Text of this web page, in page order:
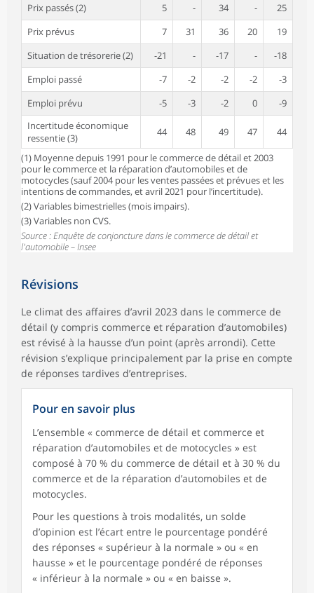
Prix passés (2)
5 - 34 -
25
Prix prévus
7 31 36 20
19
Situation de trésorerie (2)
-21 - -17 -
-18
Emploi passé
-7 -2 -2 -2
-3
Emploi prévu
-5 -3 -2 0
-9
Incertitude économique
ressentie (3)
44 48 49 47 44
(1) Moyenne depuis 1991 pour le commerce de détail et 2003
pour le commerce et la réparation d’automobiles et de
motocycles (sauf 2004 pour les ventes passées et prévues et les
intentions de commandes, et avril 2021 pour l’incertitude).
(2) Variables bimestrielles (mois impairs).
(3) Variables non CVS.
Source : Enquête de conjoncture dans le commerce de détail et
l'automobile – Insee
Révisions
Le climat des affaires d’avril 2023 dans le commerce de
détail (y compris commerce et réparation d’automobiles)
est révisé à la hausse d’un point (après arrondi). Cette
révision s’explique principalement par la prise en compte
de réponses tardives d’entreprises.
Pour en savoir plus
L’ensemble « commerce de détail et commerce et
réparation d’automobiles et de motocycles » est
composé à 70 % du commerce de détail et à 30 % du
commerce et de la réparation d’automobiles et de
motocycles.
Pour les questions à trois modalités, un solde
d’opinion est l’écart entre le pourcentage pondéré
des réponses « supérieur à la normale » ou « en
hausse » et le pourcentage pondéré de réponses
« inférieur à la normale » ou « en baisse ».